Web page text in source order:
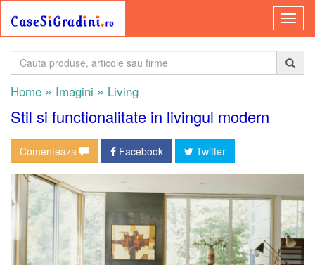
Home » Imagini » Living
Stil si functionalitate in livingul modern
Comenteaza Facebook Twitter